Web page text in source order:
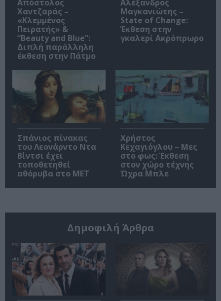
Απόστολος
Χαντζαράς –
«Κλεμμένος
Πειρατής» &
“Beauty and Blue”:
Διπλή παράλληλη
έκθεση στην Πάτμο
Αλέξανδρος
Μαγκανιώτης –
State of Change:
Έκθεση στην
γκαλερί Ακρόπρωρο
Σπάνιος πίνακας
του Λεονάρντο Ντα
Βίντσι έχει
τοποθετηθεί
αθόρυβα στο MET
Χρήστος
Κεχαγιόγλου – Μες
στο φως: Έκθεση
στον χώρο τέχνης
Ώχρα Μπλε
Δημοφιλή Άρθρα